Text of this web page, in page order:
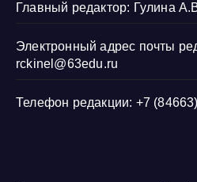
Главный редактор: Гулина
Электронный адрес почты
rckinel@63edu.ru
Телефон редакции: +7